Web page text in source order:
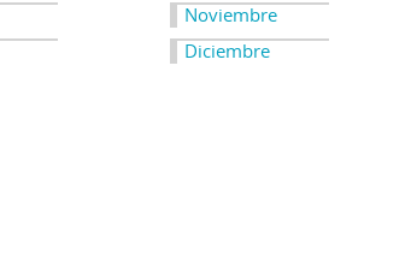
Noviembre
Diciembre